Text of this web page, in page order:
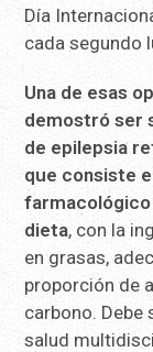
Día
cada segundo
Una de esas
demostró ser
de epilepsia
que consiste
farmacológico
dieta, con la
en grasas,
proporción de
carbono. Debe
salud